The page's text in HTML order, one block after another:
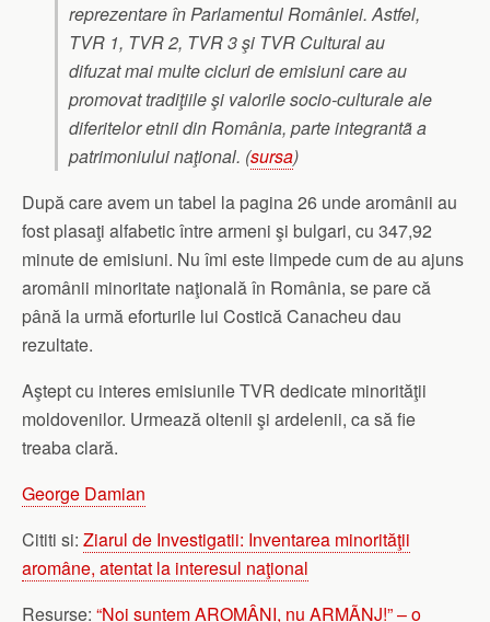
reprezentare în Parlamentul României. Astfel,
TVR 1, TVR 2, TVR 3 şi TVR Cultural au
difuzat mai multe cicluri de emisiuni care au
promovat tradiţiile şi valorile socio-culturale ale
diferitelor etnii din România, parte integrantã a
patrimoniului naţional. (sursa)
După care avem un tabel la pagina 26 unde aromânii au
fost plasaţi alfabetic între armeni şi bulgari, cu 347,92
minute de emisiuni. Nu îmi este limpede cum de au ajuns
aromânii minoritate naţională în România, se pare că
până la urmă eforturile lui Costică Canacheu dau
rezultate.
Aştept cu interes emisiunile TVR dedicate minorităţii
moldovenilor. Urmează oltenii şi ardelenii, ca să fie
treaba clară.
George Damian
Cititi si: Ziarul de Investigatii: Inventarea minorităţii
aromâne, atentat la interesul naţional
Resurse: “Noi suntem AROMÂNI, nu ARMÃNJ!” – o